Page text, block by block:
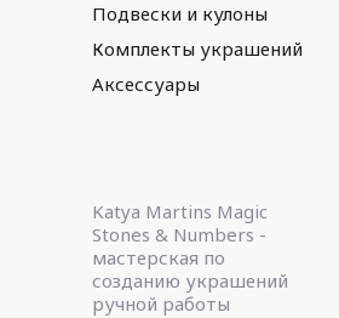
Подвески и кулоны
Комплекты украшений
Аксессуары
Katya Martins Magic
Stones & Numbers -
мастерская по
созданию украшений
ручной работы